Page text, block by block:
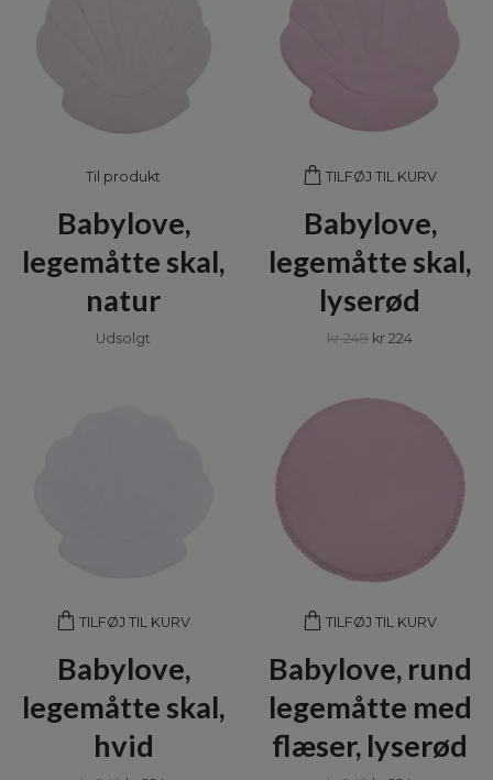
Til produkt
Babylove,
legemåtte skal,
natur
Udsolgt
TILFØJ TIL KURV
Babylove,
legemåtte skal,
lyserød
kr 249 kr 224
TILFØJ TIL KURV
Babylove,
legemåtte skal,
hvid
TILFØJ TIL KURV
Babylove, rund
legemåtte med
flæser, lyserød